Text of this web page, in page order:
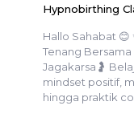
Hypnobirthing
Hallo Sahabat 😊
Tenang
Jagakarsa🤰
mindset positif,
hingga praktik